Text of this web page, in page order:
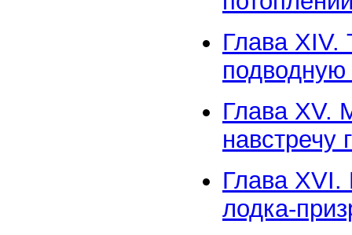
Глава XIV.
подводную
Глава XV.
навстречу
Глава
лодка-